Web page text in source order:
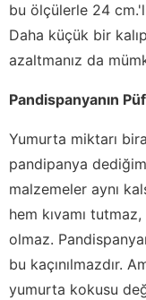
bu ölçülerle 24
Daha küçük bir
azaltmanız da
Pandispanyanın
Yumurta miktarı
pandipanya
malzemeler aynı
hem kıvamı
olmaz.
bu kaçınılmazdır.
yumurta kokusu